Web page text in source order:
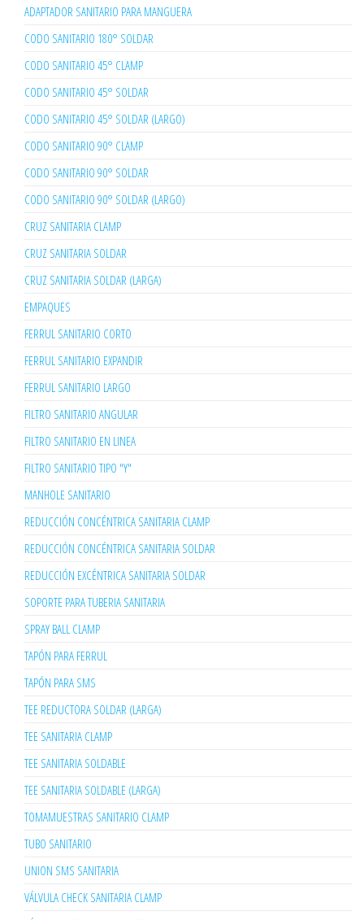
ADAPTADOR SANITARIO PARA MANGUERA
CODO SANITARIO 180° SOLDAR
CODO SANITARIO 45° CLAMP
CODO SANITARIO 45° SOLDAR
CODO SANITARIO 45° SOLDAR (LARGO)
CODO SANITARIO 90° CLAMP
CODO SANITARIO 90° SOLDAR
CODO SANITARIO 90° SOLDAR (LARGO)
CRUZ SANITARIA CLAMP
CRUZ SANITARIA SOLDAR
CRUZ SANITARIA SOLDAR (LARGA)
EMPAQUES
FERRUL SANITARIO CORTO
FERRUL SANITARIO EXPANDIR
FERRUL SANITARIO LARGO
FILTRO SANITARIO ANGULAR
FILTRO SANITARIO EN LINEA
FILTRO SANITARIO TIPO "Y"
MANHOLE SANITARIO
REDUCCIÓN CONCÉNTRICA SANITARIA CLAMP
REDUCCIÓN CONCÉNTRICA SANITARIA SOLDAR
REDUCCIÓN EXCÉNTRICA SANITARIA SOLDAR
SOPORTE PARA TUBERIA SANITARIA
SPRAY BALL CLAMP
TAPÓN PARA FERRUL
TAPÓN PARA SMS
TEE REDUCTORA SOLDAR (LARGA)
TEE SANITARIA CLAMP
TEE SANITARIA SOLDABLE
TEE SANITARIA SOLDABLE (LARGA)
TOMAMUESTRAS SANITARIO CLAMP
TUBO SANITARIO
UNION SMS SANITARIA
VÁLVULA CHECK SANITARIA CLAMP